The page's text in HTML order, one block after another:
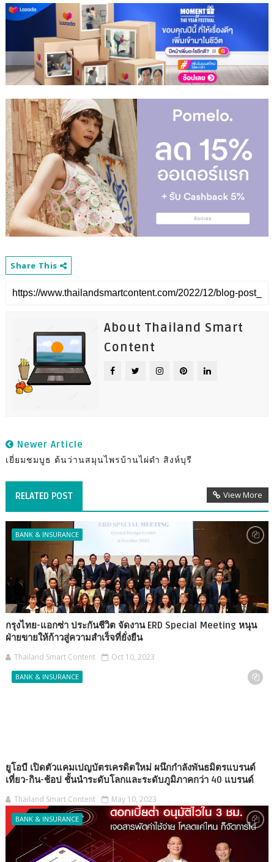
Share This
About Thailand Smart
Content
Newer Article
เยี่ยมชมบูธ ต้นว่านสมุนไพรบ้านไผ่ดำ สิงห์บุรี
RELATED POST View More
BANK & INSURANCE
กรุงไทย-แอกซ่า ประกันชีวิต จัดงาน ERD Special Meeting หนุน
ฝ่ายขายให้ก้าวสู่ความสำเร็จที่ยั่งยืน
Thailand Smart Content Oct 10, 2023
BANK & INSURANCE
ยูโอบี เปิดตัวแคมเปญบัตรเครดิตใหม่ ผนึกกำลังพันธมิตรแบรนด์
เที่ยว-กิน-ช้อป ชั้นนำระดับโลกและระดับภูมิภาคกว่า 40 แบรนด์
Thailand Smart Content May 10, 2023
BANK & INSURANCE